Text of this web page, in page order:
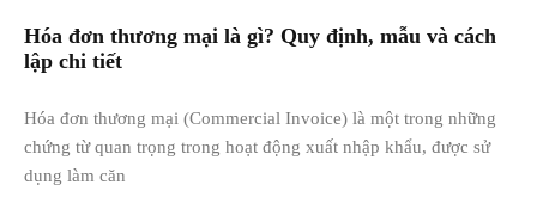
Hóa đơn thương mại là gì? Quy định, mẫu và cách
lập chi tiết
Hóa đơn thương mại (Commercial Invoice) là một trong những
chứng từ quan trọng trong hoạt động xuất nhập khẩu, được sử
dụng làm căn